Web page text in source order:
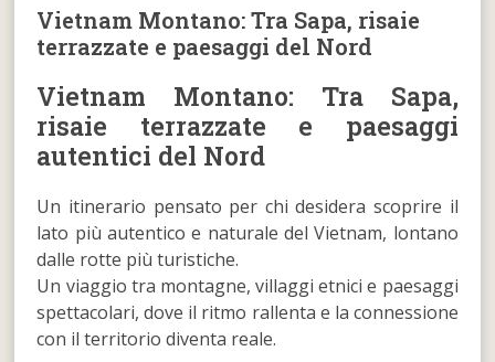
Vietnam Montano: Tra Sapa, risaie
terrazzate e paesaggi del Nord
Vietnam Montano: Tra Sapa,
risaie terrazzate e paesaggi
autentici del Nord
Un itinerario pensato per chi desidera scoprire il
lato più autentico e naturale del Vietnam, lontano
dalle rotte più turistiche.
Un viaggio tra montagne, villaggi etnici e paesaggi
spettacolari, dove il ritmo rallenta e la connessione
con il territorio diventa reale.